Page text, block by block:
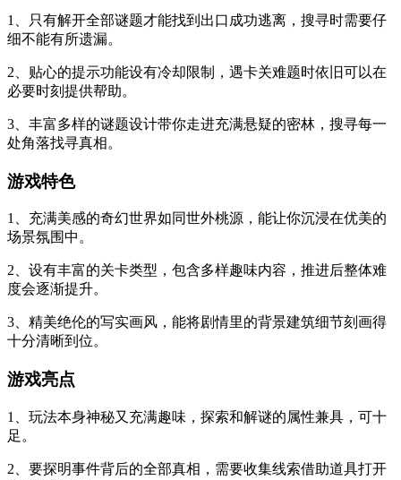
1、只有解开全部谜题才能找到出口成功逃离，搜寻时需要仔
细不能有所遗漏。
2、贴心的提示功能设有冷却限制，遇卡关难题时依旧可以在
必要时刻提供帮助。
3、丰富多样的谜题设计带你走进充满悬疑的密林，搜寻每一
处角落找寻真相。
游戏特色
1、充满美感的奇幻世界如同世外桃源，能让你沉浸在优美的
场景氛围中。
2、设有丰富的关卡类型，包含多样趣味内容，推进后整体难
度会逐渐提升。
3、精美绝伦的写实画风，能将剧情里的背景建筑细节刻画得
十分清晰到位。
游戏亮点
1、玩法本身神秘又充满趣味，探索和解谜的属性兼具，可十
足。
2、要探明事件背后的全部真相，需要收集线索借助道具打开